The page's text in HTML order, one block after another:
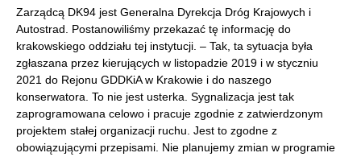
Zarządcą DK94 jest Generalna Dyrekcja Dróg Krajowych i
Autostrad. Postanowiliśmy przekazać tę informację do
krakowskiego oddziału tej instytucji. – Tak, ta sytuacja była
zgłaszana przez kierujących w listopadzie 2019 i w styczniu
2021 do Rejonu GDDKiA w Krakowie i do naszego
konserwatora. To nie jest usterka. Sygnalizacja jest tak
zaprogramowana celowo i pracuje zgodnie z zatwierdzonym
projektem stałej organizacji ruchu. Jest to zgodne z
obowiązującymi przepisami. Nie planujemy zmian w programie